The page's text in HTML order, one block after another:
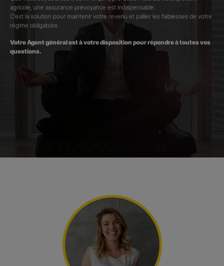
agricole, une assurance prévoyance est indispensable.
C’est la solution pour maintenir votre revenu et pallier les faiblesses de votre
régime obligatoire.
Votre Agent général est à votre disposition pour répondre à toutes vos
questions.